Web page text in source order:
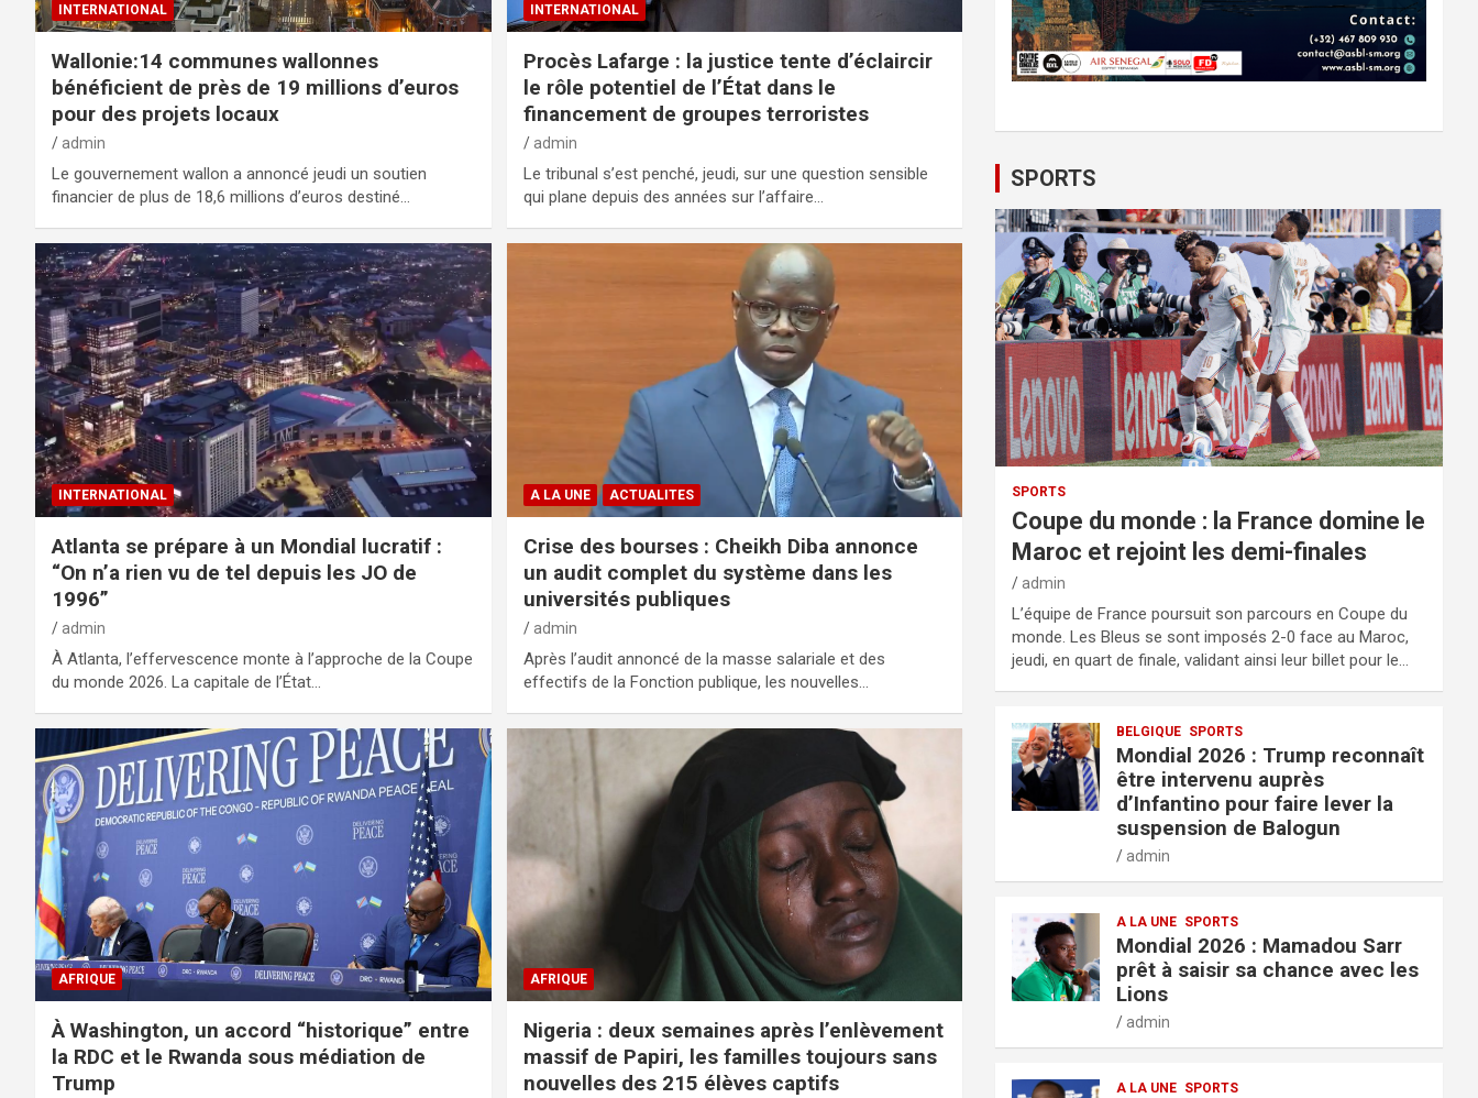
INTERNATIONAL
Wallonie:14 communes wallonnes
bénéficient de près de 19 millions d’euros
pour des projets locaux
admin
Le gouvernement wallon a annoncé jeudi un soutien
financier de plus de 18,6 millions d’euros destiné…
INTERNATIONAL
Procès Lafarge : la justice tente d’éclaircir
le rôle potentiel de l’État dans le
financement de groupes terroristes
admin
Le tribunal s’est penché, jeudi, sur une question sensible
qui plane depuis des années sur l’affaire…
INTERNATIONAL
Atlanta se prépare à un Mondial lucratif :
“On n’a rien vu de tel depuis les JO de
1996”
admin
À Atlanta, l’effervescence monte à l’approche de la Coupe
du monde 2026. La capitale de l’État…
A LA UNE ACTUALITES
Crise des bourses : Cheikh Diba annonce
un audit complet du système dans les
universités publiques
admin
Après l’audit annoncé de la masse salariale et des
effectifs de la Fonction publique, les nouvelles…
AFRIQUE
À Washington, un accord “historique” entre
la RDC et le Rwanda sous médiation de
Trump
AFRIQUE
Nigeria : deux semaines après l’enlèvement
massif de Papiri, les familles toujours sans
nouvelles des 215 élèves captifs
SPORTS
SPORTS
Coupe du monde : la France domine le
Maroc et rejoint les demi-finales
admin
L’équipe de France poursuit son parcours en Coupe du
monde. Les Bleus se sont imposés 2-0 face au Maroc,
jeudi, en quart de finale, validant ainsi leur billet pour le…
BELGIQUE SPORTS
Mondial 2026 : Trump reconnaît
être intervenu auprès
d’Infantino pour faire lever la
suspension de Balogun
admin
A LA UNE SPORTS
Mondial 2026 : Mamadou Sarr
prêt à saisir sa chance avec les
Lions
admin
A LA UNE SPORTS